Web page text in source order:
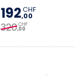
192,00
CHF
320,00
CHF